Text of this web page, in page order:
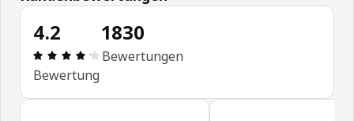
4.2
Bewertung: 4.2 von 5 Sterne Alle Bewertungen:
Bewertung
1830
Bewertungen
Kundenbewertungen überspringen